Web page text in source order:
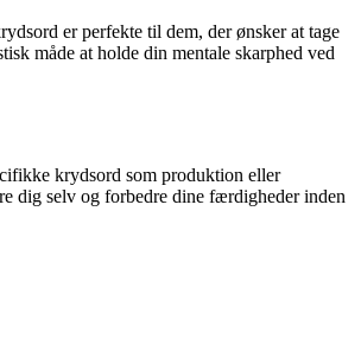
er perfekte til dem, der ønsker at tage
måde at holde din mentale skarphed ved
krydsord som produktion eller
dig selv og forbedre dine færdigheder inden